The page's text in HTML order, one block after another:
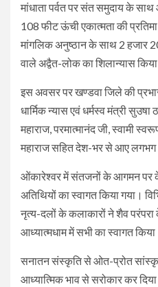
मांधाता पर्वत पर संत समुदाय के
108 फीट ऊंची एकात्मता की
मांगलिक अनुष्ठान के साथ 2 हजार
वाले अद्वैत-लोक का शिलान्यास
इस अवसर पर खण्डवा जिले की
धार्मिक न्यास एवं धर्मस्व मंत्री सुउषा
महाराज, परमात्मानंद जी, स्वामी
महाराज सहित देश-भर से आए
ओंकारेश्वर में संतजनों के आगमन पर
अतिथियों का स्वागत किया गया।
नृत्य-दलों के कलाकारों ने शैव परंपरा
आध्यात्मधाम में सभी का स्वागत
सनातन संस्कृति से ओत-प्रोत
आध्यात्मिक भाव से सरोकार कर